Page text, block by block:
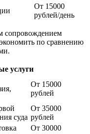
От 15000
рублей/день
сопровождением
по сравнению
услуги
От 15000
рублей
суда
От 35000
рублей
От 30000